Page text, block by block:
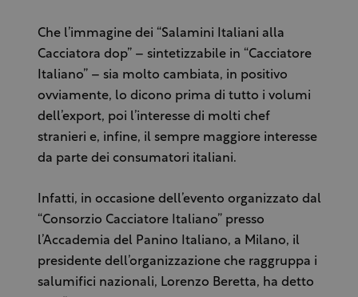
Che l’immagine dei “Salamini Italiani alla
Cacciatora dop” – sintetizzabile in “Cacciatore
Italiano” – sia molto cambiata, in positivo
ovviamente, lo dicono prima di tutto i volumi
dell’export, poi l’interesse di molti chef
stranieri e, infine, il sempre maggiore interesse
da parte dei consumatori italiani.
Infatti, in occasione dell’evento organizzato dal
“Consorzio Cacciatore Italiano” presso
l’Accademia del Panino Italiano, a Milano, il
presidente dell’organizzazione che raggruppa i
salumifici nazionali, Lorenzo Beretta, ha detto